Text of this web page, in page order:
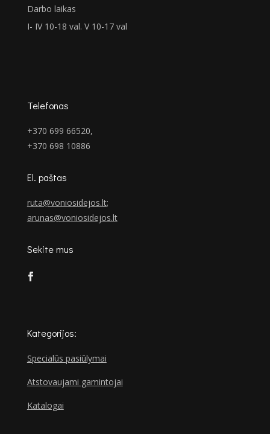
Darbo laikas
I- IV 10-18 val. V 10-17 val
Telefonas
+370 699 66520,
+370 698 10886
El. paštas
ruta@voniosidejos.lt;
arunas@voniosidejos.lt
Sekite mus
Kategorijos:
Specialūs pasiūlymai
Atstovaujami gamintojai
Katalogai